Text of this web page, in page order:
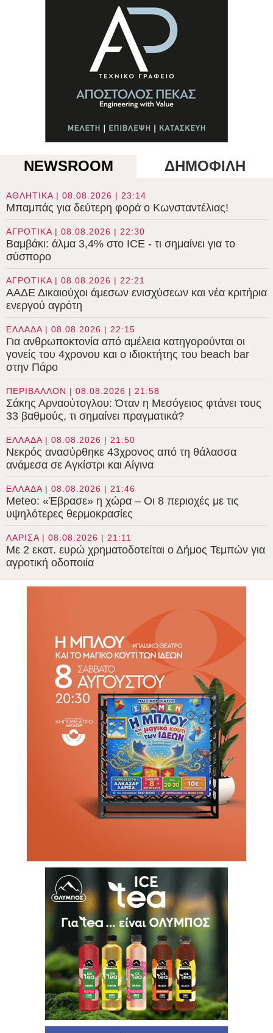
NEWSROOM ΔΗΜΟΦΙΛΗ
ΑΘΛΗΤΙΚΑ | 08.08.2026 | 23:14
Μπαμπάς για δεύτερη φορά ο Κωνσταντέλιας!
ΑΓΡΟΤΙΚΑ | 08.08.2026 | 22:30
Βαμβάκι: άλμα 3,4% στο ICE - τι σημαίνει για το
σύσπορο
ΑΓΡΟΤΙΚΑ | 08.08.2026 | 22:21
ΑΑΔΕ Δικαιούχοι άμεσων ενισχύσεων και νέα κριτήρια
ενεργού αγρότη
ΕΛΛΑΔΑ | 08.08.2026 | 22:15
Για ανθρωποκτονία από αμέλεια κατηγορούνται οι
γονείς του 4χρονου και ο ιδιοκτήτης του beach bar
στην Πάρο
ΠΕΡΙΒΑΛΛΟΝ | 08.08.2026 | 21:58
Σάκης Αρναούτογλου: Όταν η Μεσόγειος φτάνει τους
33 βαθμούς, τι σημαίνει πραγματικά?
ΕΛΛΑΔΑ | 08.08.2026 | 21:50
Νεκρός ανασύρθηκε 43χρονος από τη θάλασσα
ανάμεσα σε Αγκίστρι και Αίγινα
ΕΛΛΑΔΑ | 08.08.2026 | 21:46
Meteo: «Έβρασε» η χώρα – Οι 8 περιοχές με τις
υψηλότερες θερμοκρασίες
ΛΑΡΙΣΑ | 08.08.2026 | 21:11
Με 2 εκατ. ευρώ χρηματοδοτείται ο Δήμος Τεμπών για
αγροτική οδοποιία